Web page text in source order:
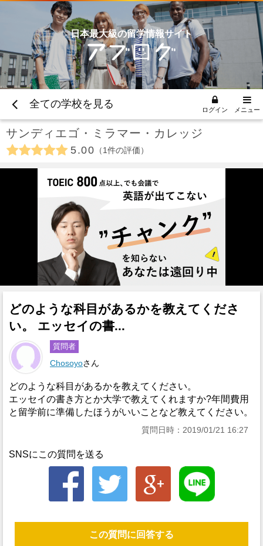
日本最大級の留学情報サイト
全ての学校を見る ログイン メニュー
サンディエゴ・ミラマー・カレッジ
5.00 1件の評価
どのような科目があるかを教えてくださ
い。 エッセイの書...
質問者
Chosoyoさん
どのような科目があるかを教えてください。
エッセイの書き方とか大学で教えてくれますか?年間費用
と留学前に準備したほうがいいことなど教えてください。
質問日時：2019/01/21 16:27
SNSにこの質問を送る
この質問に回答する